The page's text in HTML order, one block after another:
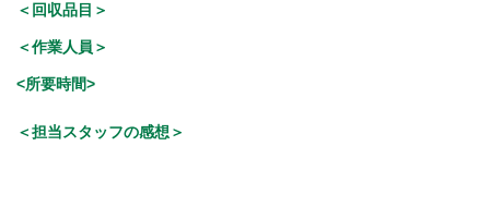
＜回収品目＞
＜作業人員＞
<所要時間>
＜担当スタッフの感想＞